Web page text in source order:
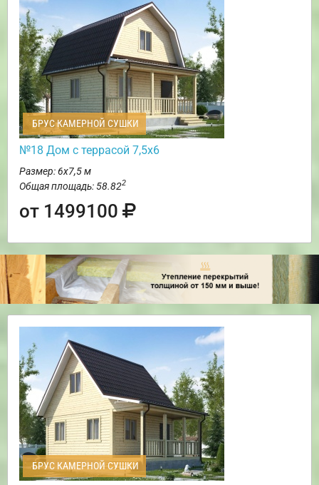
БРУС КАМЕРНОЙ СУШКИ
№18 Дом с террасой 7,5х6
Размер: 6х7,5 м
Общая площадь: 58.822
от 1499100
БРУС КАМЕРНОЙ СУШКИ